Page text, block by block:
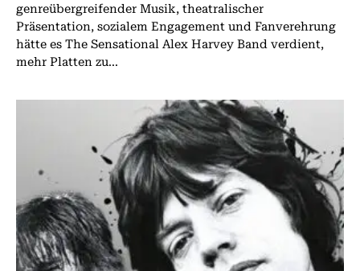
genreübergreifender Musik, theatralischer
Präsentation, sozialem Engagement und Fanverehrung
hätte es The Sensational Alex Harvey Band verdient,
mehr Platten zu...